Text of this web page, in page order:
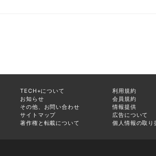
TECH+について
利用規約
お知らせ
会員規約
その他、お問い合わせ
情報提供
サイトマップ
広告について
著作権と転載について
個人情報の取り